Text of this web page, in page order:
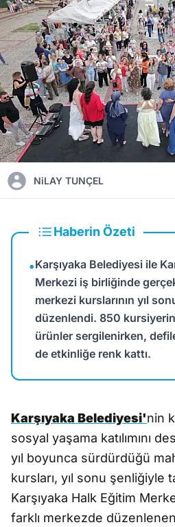
NiLAY TUNÇEL
Haberin Özeti
•Karşıyaka Belediyesi ile
Merkezi iş birliğinde
merkezi kurslarının yıl
düzenlendi. 850 kursiyerin
ürünler sergilenirken,
de etkinliğe renk kattı.
Karşıyaka Belediyesi'nin
sosyal yaşama katılımını
yıl boyunca sürdürdüğü
kursları, yıl sonu şenliğiyle
Karşıyaka Halk Eğitim
farklı merkezde